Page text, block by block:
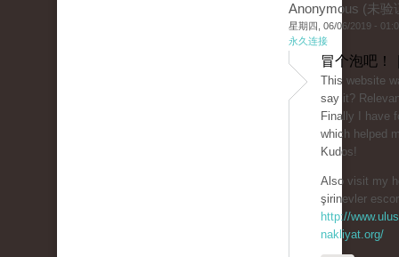
Anonymous (未验
星期四, 06/06/2019 -
永久连接
冒个泡吧！
This website
say it?
Finally I have
which helped
Kudos!
Also visit my
şirinevler
http://
nakliyat.org/